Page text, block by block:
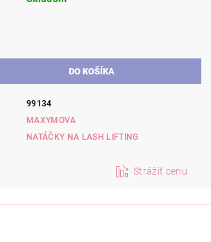
99134
MAXYMOVA
NATÁČKY NA LASH LIFTING
Strážiť cenu